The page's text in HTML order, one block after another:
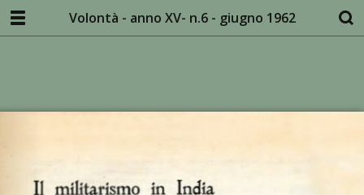
Volontà - anno XV- n.6 - giugno 1962